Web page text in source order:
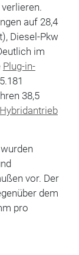
auf 28,4
Diesel-Pkw
im
Plug-in-
38,5
Hybridantrieb
vor. Der
dem
pro